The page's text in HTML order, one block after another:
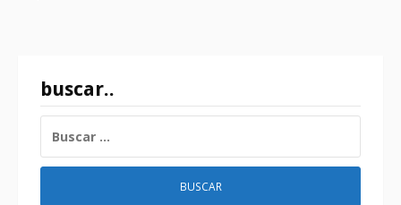
buscar..